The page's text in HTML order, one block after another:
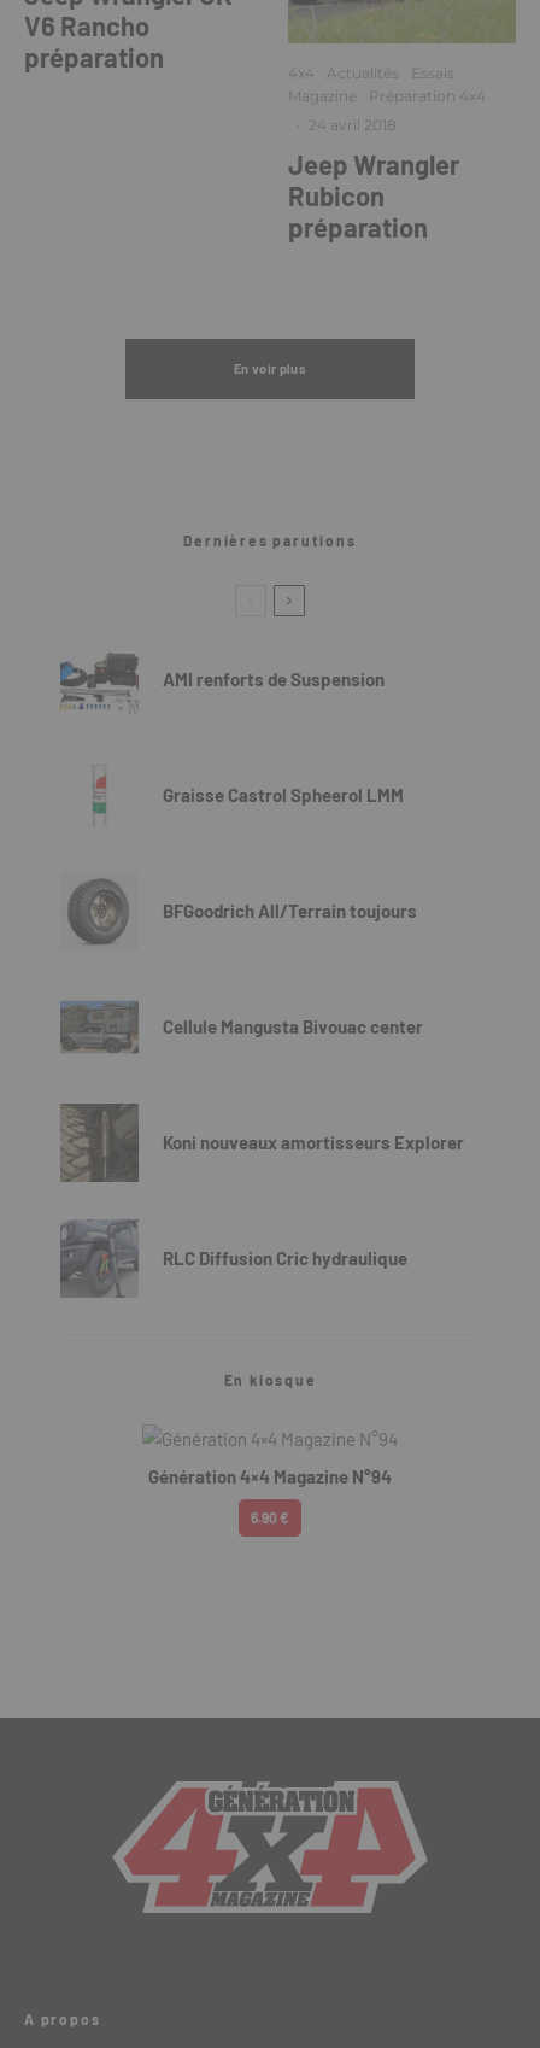
V6 Rancho
préparation
4x4 Actualités
Essais
Magazine
Préparation 4x4
· 24 avril 2018
Jeep Wrangler
Rubicon
préparation
En voir plus
Dernières parutions
AMI renforts de Suspension
Graisse Castrol Spheerol LMM
BFGoodrich All/Terrain toujours
Cellule Mangusta Bivouac center
Koni nouveaux amortisseurs Explorer
RLC Diffusion Cric hydraulique
En kiosque
Génération 4×4 Magazine N°94
6.90 €
A propos